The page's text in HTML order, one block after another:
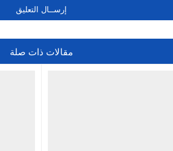
مقالات ذات صلة